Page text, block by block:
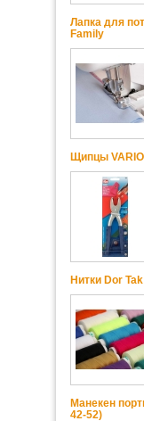
Лапка для
Family
Щипцы VARIO
Нитки Dor
Манекен
42-52)